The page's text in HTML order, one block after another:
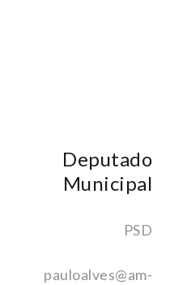
Deputado
Municipal
PSD
pauloalves@am-